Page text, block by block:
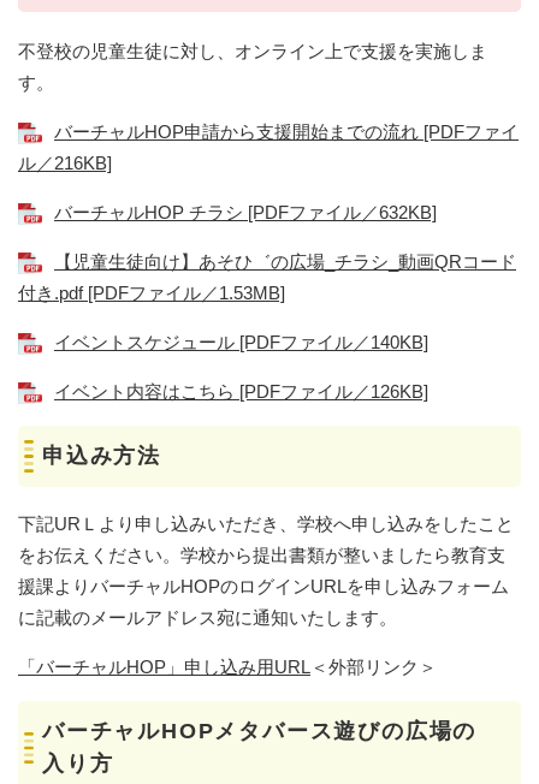
不登校の児童生徒に対し、オンライン上で支援を実施しま
す。
バーチャルHOP申請から支援開始までの流れ [PDFファイ
ル／216KB]
バーチャルHOP チラシ [PDFファイル／632KB]
【児童生徒向け】あそひ゛の広場_チラシ_動画QRコード
付き.pdf [PDFファイル／1.53MB]
イベントスケジュール [PDFファイル／140KB]
イベント内容はこちら [PDFファイル／126KB]
申込み方法
下記URＬより申し込みいただき、学校へ申し込みをしたこと
をお伝えください。学校から提出書類が整いましたら教育支
援課よりバーチャルHOPのログインURLを申し込みフォーム
に記載のメールアドレス宛に通知いたします。
「バーチャルHOP」申し込み用URL ＜外部リンク＞
バーチャルHOPメタバース遊びの広場の
入り方